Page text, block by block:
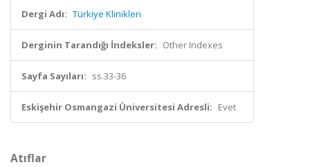
Dergi Adı: Türkiye Klinikleri
Derginin Tarandığı İndeksler: Other Indexes
Sayfa Sayıları: ss.33-36
Eskişehir Osmangazi Üniversitesi Adresli: Evet
Atıflar